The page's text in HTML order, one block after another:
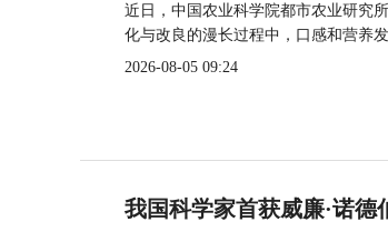
近日，中国农业科学院都市农业研究
化与改良的漫长过程中，口感和营养
2026-08-05 09:24
我国科学家首获威廉·诺德